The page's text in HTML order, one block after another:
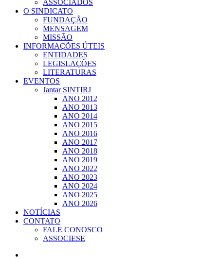
ASSOCIADOS
O SINDICATO
FUNDAÇÃO
MENSAGEM
MISSÃO
INFORMAÇÕES ÚTEIS
ENTIDADES
LEGISLAÇÕES
LITERATURAS
EVENTOS
Jantar SINTIRJ
ANO 2012
ANO 2013
ANO 2014
ANO 2015
ANO 2016
ANO 2017
ANO 2018
ANO 2019
ANO 2022
ANO 2023
ANO 2024
ANO 2025
ANO 2026
NOTÍCIAS
CONTATO
FALE CONOSCO
ASSOCIESE